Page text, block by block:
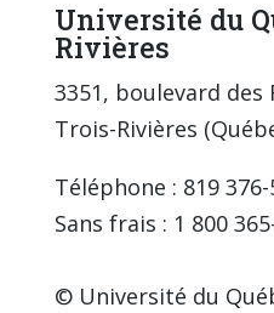
Université du
Rivières
3351, boulevard des
Trois-Rivières
Téléphone : 819 376-
Sans frais : 1 800
© Université du